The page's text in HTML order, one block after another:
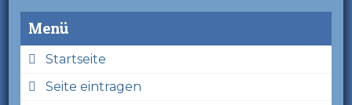
Menü
Startseite
Seite eintragen